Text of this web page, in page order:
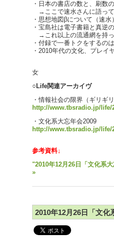
・日本の書店の数と、刷数
→ここで速水さんに語っ
・思想地図βについて（速水
・宝島社は電子書籍と真逆
→これ以上の流通網を持
・付録で一番トクをするの
・2010年代の文化、プレイ
女
○Life関連アーカイヴ
・情報社会の限界（ギリギ
http://www.tbsradio.jp/life/
・文化系大忘年会2009
http://www.tbsradio.jp/life/
参考資料↓
"2010年12月26日「文化系
»
2010年12月26日「文化